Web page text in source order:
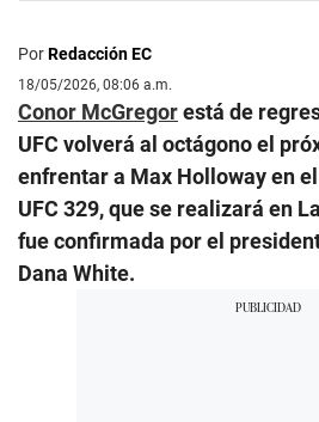
PorRedacción EC
18/05/2026, 08:06 a.m.
Conor McGregorestá de
UFC volverá al octágono el
enfrentar a Max Holloway en
UFC 329, que se realizará en
fue confirmada por el
Dana White.